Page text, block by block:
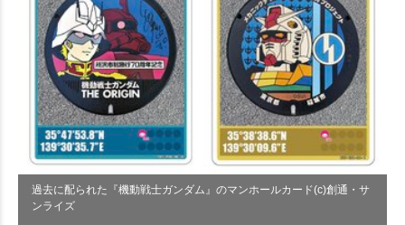
過去に配られた『機動戦士ガンダム』のマンホールカード(c)創通・サ
ンライズ